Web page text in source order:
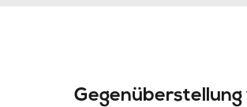
Gegenüberstellung